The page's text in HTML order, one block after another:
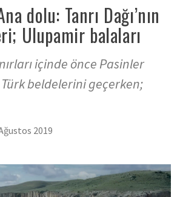
dolu: Tanrı Dağı’nın
Ulupamir balaları
içinde önce Pasinler
beldelerini geçerken;
2019